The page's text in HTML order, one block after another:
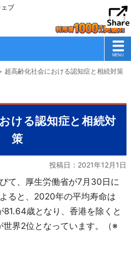
ブ
超高齢化社会における認知症と相続対策
ける認知症と相続対
策
投稿日： 2021年12月1日
て、厚生労働省が7月30日に
ると、2020年の平均寿命は
歳となり、香港を除くと
世界2位となっています。（※